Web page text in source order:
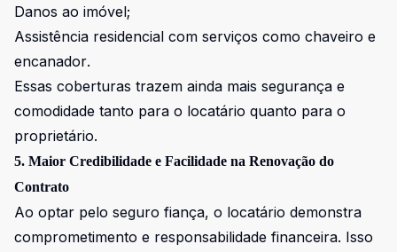
Danos ao imóvel;
Assistência residencial com serviços como chaveiro e
encanador.
Essas coberturas trazem ainda mais segurança e
comodidade tanto para o locatário quanto para o
proprietário.
5. Maior Credibilidade e Facilidade na Renovação do
Contrato
Ao optar pelo seguro fiança, o locatário demonstra
comprometimento e responsabilidade financeira. Isso